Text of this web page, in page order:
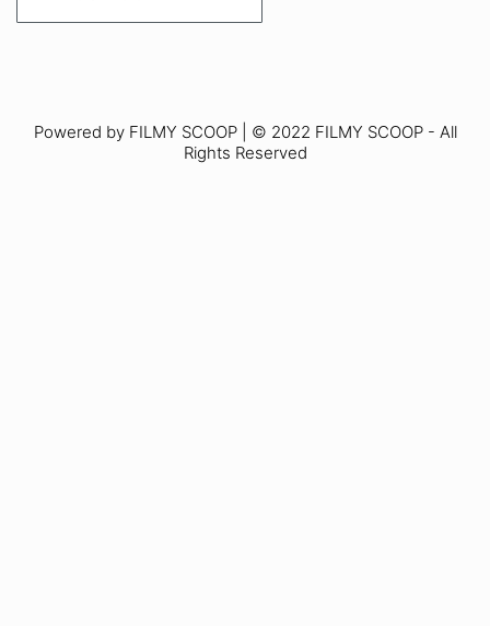
Powered by FILMY SCOOP | © 2022 FILMY SCOOP - All
Rights Reserved